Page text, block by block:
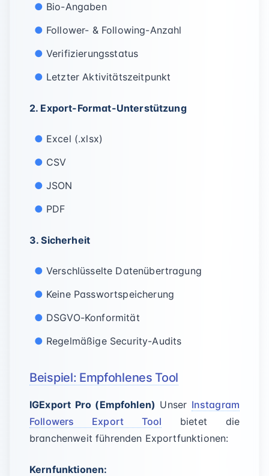
Bio-Angaben
Follower- & Following-Anzahl
Verifizierungsstatus
Letzter Aktivitätszeitpunkt
2. Export-Format-Unterstützung
Excel (.xlsx)
CSV
JSON
PDF
3. Sicherheit
Verschlüsselte Datenübertragung
Keine Passwortspeicherung
DSGVO-Konformität
Regelmäßige Security-Audits
Beispiel: Empfohlenes Tool
IGExport Pro (Empfohlen) Unser Instagram
Followers Export Tool bietet die
branchenweit führenden Exportfunktionen:
Kernfunktionen: